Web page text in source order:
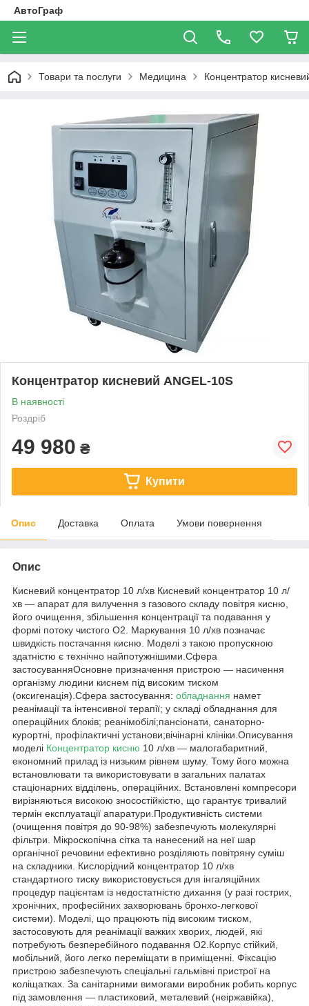
АвтоГраф
Товари та послуги Медицина Концентратор
Концентратор кисневий ANGEL-10S
В наявності
Роздріб
49 980 ₴
Купити
Опис Доставка Оплата Умови повернення
Опис
Кисневий концентратор 10 л/хв Кисневий концентратор 10 л/
хв — апарат для вилучення з газового складу повітря кисню,
його очищення, збільшення концентрації та подавання у
формі потоку чистого O2. Маркування 10 л/хв позначає
швидкість постачання кисню. Моделі з такою пропускною
здатністю є технічно найпотужнішими.Сфера
застосуванняОсновне призначення пристрою — насичення
організму людини киснем під високим тиском
(оксигенація).Сфера застосування: обладнання намет
реанімації та інтенсивної терапії; у складі обладнання для
операційних блоків; реанімобілі;пансіонати, санаторно-
курортні, профілактичні установи;вічінарні клініки.Описування
моделі Концентратор кисню 10 л/хв — малогабаритний,
економний прилад із низьким рівнем шуму. Тому його можна
встановлювати та використовувати в загальних палатах
стаціонарних відділень, операційних. Встановлені компресори
вирізняються високою зносостійкістю, що гарантує тривалий
термін експлуатації апаратури.Продуктивність системи
(очищення повітря до 90-98%) забезпечують молекулярні
фільтри. Мікроскопічна сітка та нанесений на неї шар
органічної речовини ефективно розділяють повітряну суміш
на складники. Кислорідний концентратор 10 л/хв
стандартного тиску використовується для інгаляційних
процедур пацієнтам із недостатністю дихання (у разі гострих,
хронічних, професійних захворювань бронхо-легкової
системи). Моделі, що працюють під високим тиском,
застосовують для реанімації важких хворих, людей, які
потребують безперебійного подавання O2.Корпус стійкий,
мобільний, його легко переміщати в приміщенні. Фіксацію
пристрою забезпечують спеціальні гальмівні пристрої на
коліщатках. За санітарними вимогами виробник робить корпус
під замовлення — пластиковий, металевий (неіржавійка),